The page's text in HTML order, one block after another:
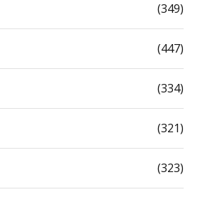
(349)
(447)
(334)
(321)
(323)